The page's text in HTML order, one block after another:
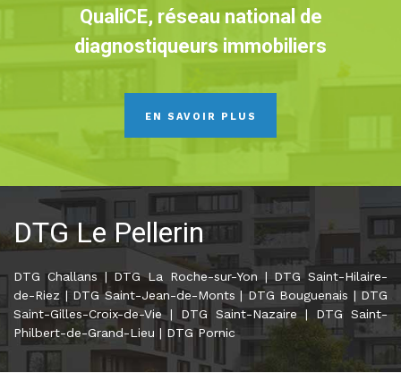
QualiCE, réseau national de
diagnostiqueurs immobiliers
EN SAVOIR PLUS
DTG Le Pellerin
DTG Challans| DTG La Roche-sur-Yon | DTG Saint-Hilaire-
de-Riez | DTG Saint-Jean-de-Monts |DTG Bouguenais | DTG
Saint-Gilles-Croix-de-Vie| DTG Saint-Nazaire | DTG Saint-
Philbert-de-Grand-Lieu | DTG Pornic